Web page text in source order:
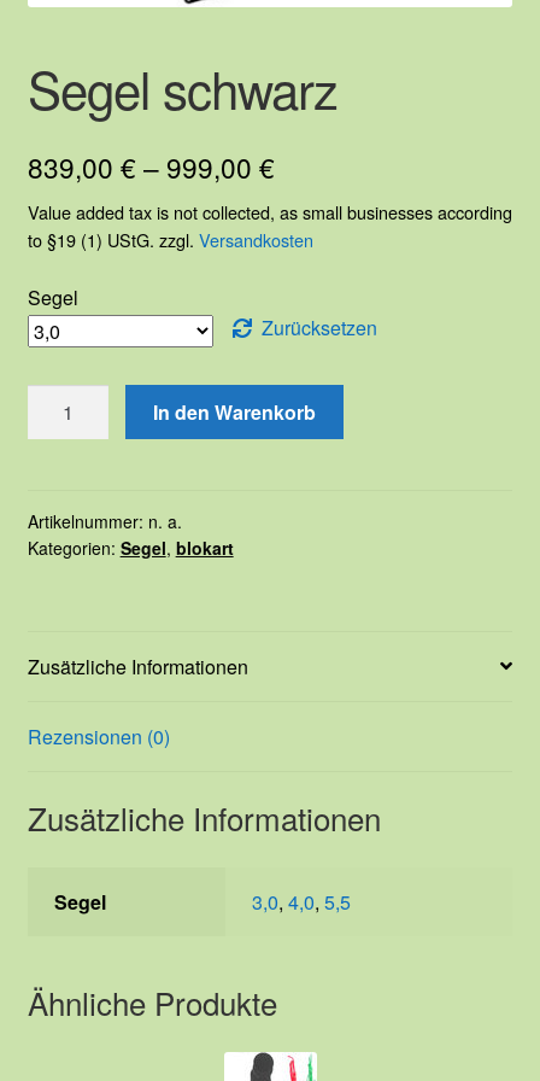
Segel schwarz
839,00 €– 999,00 €
Value added tax is not collected, as small businesses according
to §19 (1) UStG. zzgl. Versandkosten
Segel
Zurücksetzen
schwarz
In den Warenkorb
Artikelnummer: n. a.
Kategorien: Segel, blokart
Zusätzliche Informationen
Rezensionen (0)
Zusätzliche Informationen
Segel 3,0,4,0,5,5
Ähnliche Produkte